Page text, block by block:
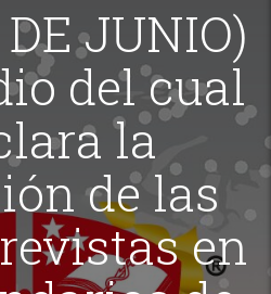
JUNIO)
del cual
la
de las
en